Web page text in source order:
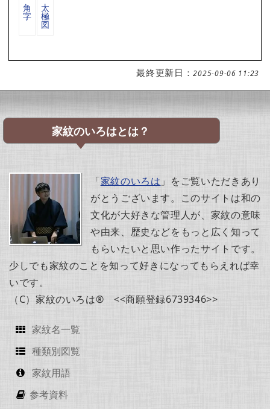
角
字
太
極
図
最終更新日：2025-09-06 11:23
家紋のいろはとは？
「家紋のいろは 」をご覧いただきあり
がとうございます。このサイトは和の
文化が大好きな管理人が、家紋の意味
や由来、歴史などをもっと広く知って
もらいたいと思い作ったサイトです。
少しでも家紋のことを知って好きになってもらえれば幸
いです。
（C）家紋のいろは® <<商願登録6739346>>
家紋名一覧
種類別図覧
家紋用語
参考資料